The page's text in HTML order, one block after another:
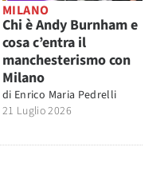
MILANO
Chi è Andy Burnham e
cosa c’entra il
manchesterismo con
Milano
di Enrico Maria Pedrelli
21 Luglio 2026